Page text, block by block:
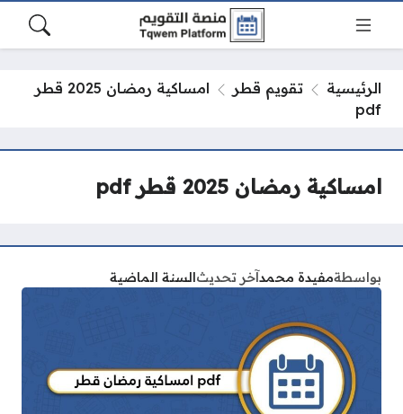
الرئيسية تقويم قطر
امساكية رمضان 2025 قطر
pdf
امساكية رمضان 2025 قطر pdf
بواسطةمفيدة محمدآخر تحديثالسنة الماضية